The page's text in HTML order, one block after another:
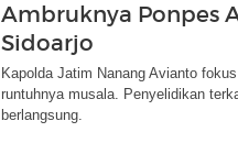
Ambruknya Ponpes
Sidoarjo
Kapolda Jatim Nanang Avianto
runtuhnya musala. Penyelidikan
berlangsung.